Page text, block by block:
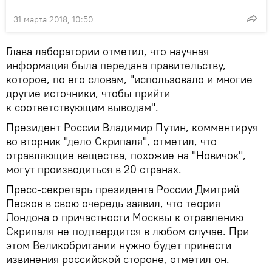
31 марта 2018, 10:50
Глава лаборатории отметил, что научная
информация была передана правительству,
которое, по его словам, "использовало и многие
другие источники, чтобы прийти
к соответствующим выводам".
Президент России Владимир Путин, комментируя
во вторник "дело Скрипаля", отметил, что
отравляющие вещества, похожие на "Новичок",
могут производиться в 20 странах.
Пресс-секретарь президента России Дмитрий
Песков в свою очередь заявил, что теория
Лондона о причастности Москвы к отравлению
Скрипаля не подтвердится в любом случае. При
этом Великобритании нужно будет принести
извинения российской стороне, отметил он.